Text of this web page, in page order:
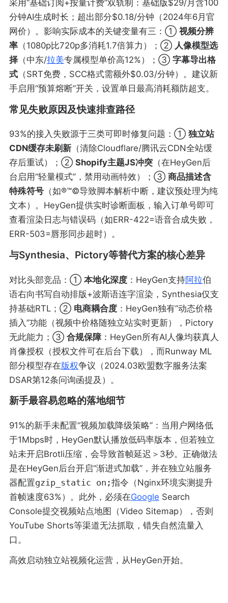
采用“基础订阅+按量计费”双轨制：基础版$29/月含100
分钟AI生成时长；超出部分$0.18/分钟（2024年6月官
网价）。影响实际成本的关键变量有三：① 视频分辨
率（1080p比720p多消耗1.7倍算力）；② 人像模型选
择（中东/拉美专属模型单价高12%）；③ 字幕导出格
式（SRT免费，SCC格式需额外$0.03/分钟）。建议新
手启用“预算熔断”开关，设置单日最高消耗额防超支。
常见失败原因及快速排查路径
93%的接入失败源于三类可即时修复问题：① 独立站
CDN缓存未刷新（清除Cloudflare/腾讯云CDN全站缓
存后重试）；② Shopify主题JS冲突（在HeyGen后
台启用“轻量模式”，禁用动画特效）；③ 商品描述含
特殊符号（如®™©导致脚本解析中断，建议预处理为纯
文本）。HeyGen提供实时诊断面板，输入订单号即可
查看渲染日志与错误码（如ERR-422=语音合成失败，
ERR-503=唇形同步超时）。
与Synthesia、Pictory等替代方案的核心差异
对比头部竞品：① 本地化深度：HeyGen支持阿拉伯
语右向书写自动排版+波斯语连字渲染，Synthesia仅支
持基础RTL；② 电商耦合度：HeyGen独有“动态价格
插入”功能（视频中价格随独立站实时更新），Pictory
无此能力；③ 合规保障：HeyGen所有AI人像均获真人
肖像授权（授权文件可在后台下载），而Runway ML
部分模型存在版权争议（2024.03欧盟数字服务法案
DSAR第12条问询函提及）。
新手最容易忽略的落地细节
91%的新手未配置“视频加载降级策略”：当用户网络低
于1Mbps时，HeyGen默认播放低码率版本，但若独立
站未开启Brotli压缩，会导致首帧延迟＞3秒。正确做法
是在HeyGen后台开启“渐进式加载”，并在独立站服务
器配置gzip_static on;指令（Nginx环境实测提升
首帧速度63%）。此外，必须在Google Search
Console提交视频站点地图（Video Sitemap），否则
YouTube Shorts等渠道无法抓取，错失自然流量入
口。
高效启动独立站视频化运营，从HeyGen开始。